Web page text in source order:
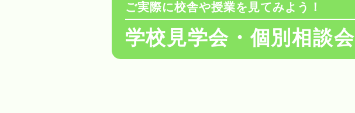
ご実際に校舎や授業を見てみよう！
学校見学会・個別相談会